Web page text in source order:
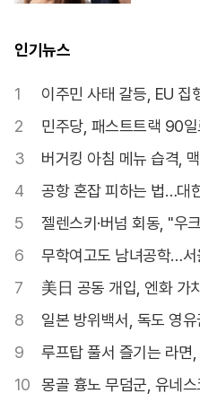
인기뉴스
1
이주민 사태 갈등, EU 집
2
민주당, 패스트트랙 90
3
버거킹 아침 메뉴 습격,
깰까
4
공항 혼잡 피하는 법…대
비스
5
젤렌스키·버넘 회동, "우
지"
6
무학여고도 남녀공학…서
확정
7
美日 공동 개입, 엔화 가
최저
8
일본 방위백서, 독도 영유
22년째
9
루프탑 풀서 즐기는 라면
협업
10
몽골 흉노 무덤군, 유네